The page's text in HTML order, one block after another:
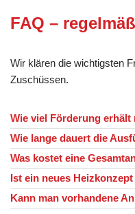
FAQ –
Wir klären die wichtigsten
Zuschüssen.
Wie viel Förderung erhält
Wie lange dauert die
Was kostet eine
Ist ein neues
Kann man vorhandene